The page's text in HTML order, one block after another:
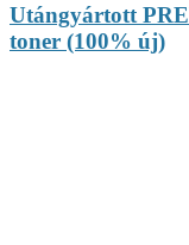
Utángyártott
toner (100% új)